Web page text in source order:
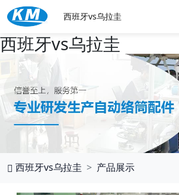
西班牙vs乌拉圭
西班牙vs乌拉圭
西班牙vs乌拉圭 产品展示